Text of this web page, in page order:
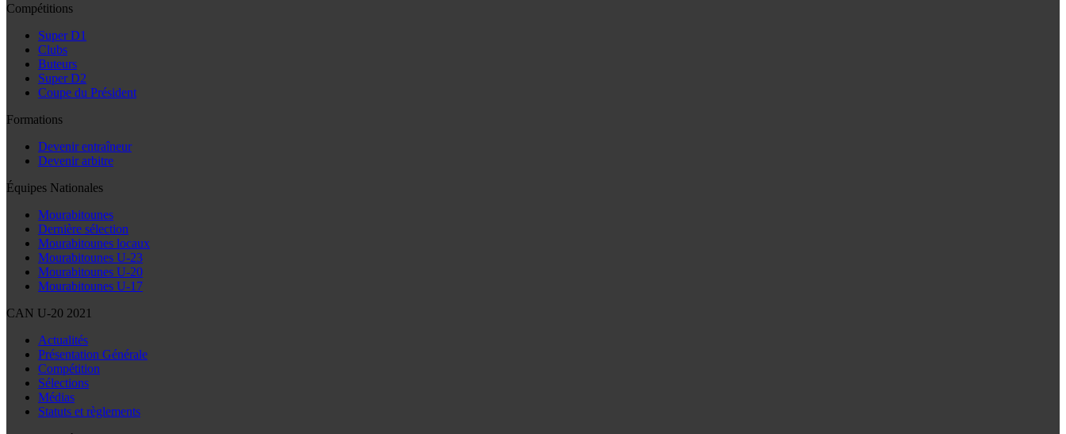
Compétitions
Super D1
Clubs
Buteurs
Super D2
Coupe du Président
Formations
Devenir entraîneur
Devenir arbitre
Équipes Nationales
Mourabitounes
Dernière sélection
Mourabitounes locaux
Mourabitounes U-23
Mourabitounes U-20
Mourabitounes U-17
CAN U-20 2021
Actualités
Présentation Générale
Compétition
Sélections
Médias
Statuts et règlements